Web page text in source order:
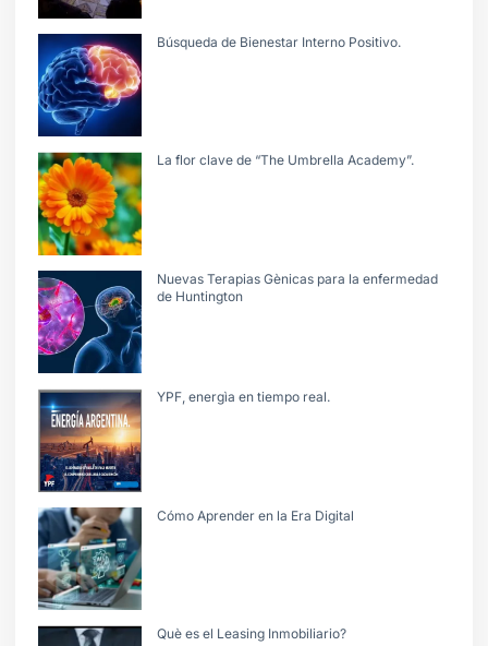
Búsqueda de Bienestar Interno Positivo.
La flor clave de “The Umbrella Academy”.
Nuevas Terapias Gènicas para la enfermedad
de Huntington
YPF, energìa en tiempo real.
Cómo Aprender en la Era Digital
Què es el Leasing Inmobiliario?